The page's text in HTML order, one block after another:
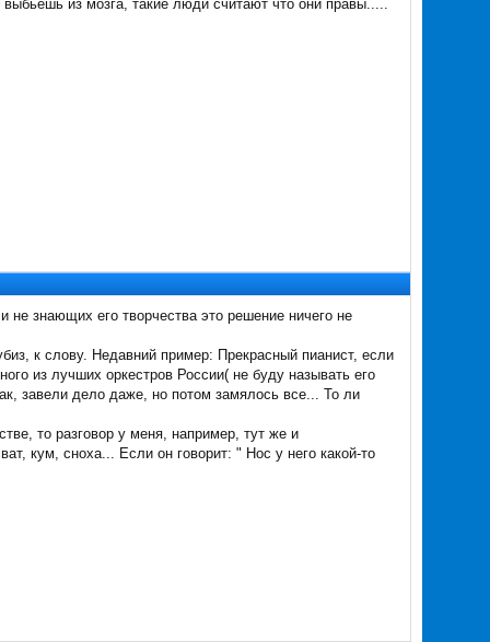
из мозга, такие люди считают что они правы.....
знающих его творчества это решение ничего не
к слову. Недавний пример: Прекрасный пианист, если
из лучших оркестров России( не буду называть его
завели дело даже, но потом замялось все... То ли
то разговор у меня, например, тут же и
кум, сноха... Если он говорит: " Нос у него какой-то